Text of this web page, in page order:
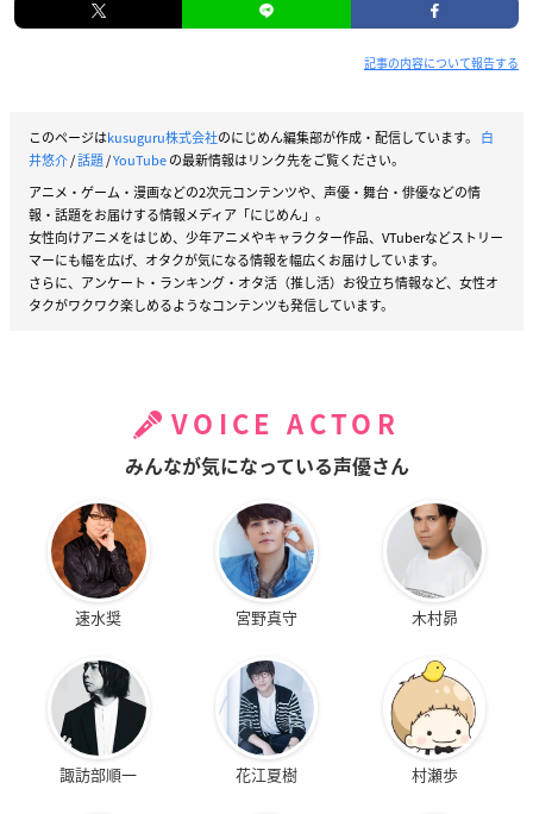
記事の内容について報告する
このページはkusuguru株式会社のにじめん編集部が作成・配信しています。 白
井悠介/話題/YouTubeの最新情報はリンク先をご覧ください。
アニメ・ゲーム・漫画などの2次元コンテンツや、声優・舞台・俳優などの情
報・話題をお届けする情報メディア「にじめん」。
女性向けアニメをはじめ、少年アニメやキャラクター作品、VTuberなどストリー
マーにも幅を広げ、オタクが気になる情報を幅広くお届けしています。
さらに、アンケート・ランキング・オタ活（推し活）お役立ち情報など、女性オ
タクがワクワク楽しめるようなコンテンツも発信しています。
VOICE ACTOR
みんなが気になっている声優さん
速水奨 宮野真守 木村昴
諏訪部順一 花江夏樹 村瀬歩